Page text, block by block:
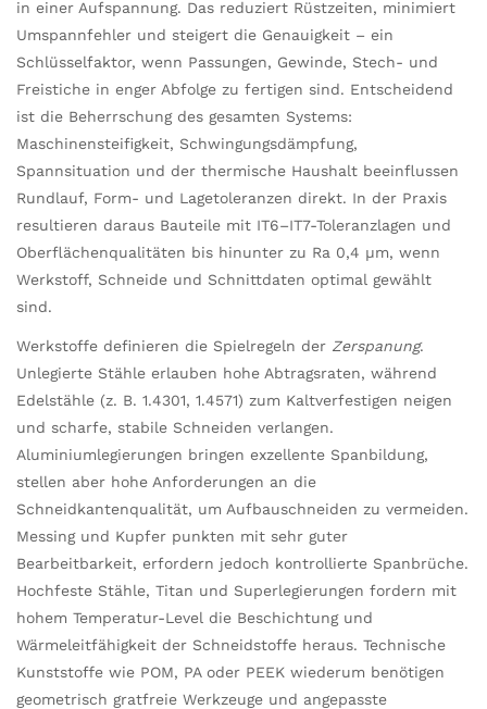
in einer Aufspannung. Das reduziert Rüstzeiten, minimiert
Umspannfehler und steigert die Genauigkeit – ein
Schlüsselfaktor, wenn Passungen, Gewinde, Stech- und
Freistiche in enger Abfolge zu fertigen sind. Entscheidend
ist die Beherrschung des gesamten Systems:
Maschinensteifigkeit, Schwingungsdämpfung,
Spannsituation und der thermische Haushalt beeinflussen
Rundlauf, Form- und Lagetoleranzen direkt. In der Praxis
resultieren daraus Bauteile mit IT6–IT7-Toleranzlagen und
Oberflächenqualitäten bis hinunter zu Ra 0,4 µm, wenn
Werkstoff, Schneide und Schnittdaten optimal gewählt
sind.
Werkstoffe definieren die Spielregeln der Zerspanung.
Unlegierte Stähle erlauben hohe Abtragsraten, während
Edelstähle (z. B. 1.4301, 1.4571) zum Kaltverfestigen neigen
und scharfe, stabile Schneiden verlangen.
Aluminiumlegierungen bringen exzellente Spanbildung,
stellen aber hohe Anforderungen an die
Schneidkantenqualität, um Aufbauschneiden zu vermeiden.
Messing und Kupfer punkten mit sehr guter
Bearbeitbarkeit, erfordern jedoch kontrollierte Spanbrüche.
Hochfeste Stähle, Titan und Superlegierungen fordern mit
hohem Temperatur-Level die Beschichtung und
Wärmeleitfähigkeit der Schneidstoffe heraus. Technische
Kunststoffe wie POM, PA oder PEEK wiederum benötigen
geometrisch gratfreie Werkzeuge und angepasste